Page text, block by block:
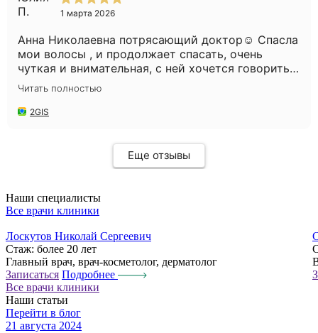
1 марта 2026
Анна Николаевна потрясающий доктор☺️ Спасла
мои волосы , и продолжает спасать, очень
чуткая и внимательная, с ней хочется говорить
часами😅 Администратор Александра такая
милая, с такой заботой всегда угощает
конфетками😍 Мне нравится у Вас , уютно и
Читать полностью
2GIS
Еще отзывы
Наши специалисты
Все врачи клиники
Лоскутов Николай Сергеевич
Стаж: более 20 лет
Главный врач, врач-косметолог, дерматолог
Записаться Подробнее
Все врачи клиники
Наши статьи
Перейти в блог
21 августа 2024